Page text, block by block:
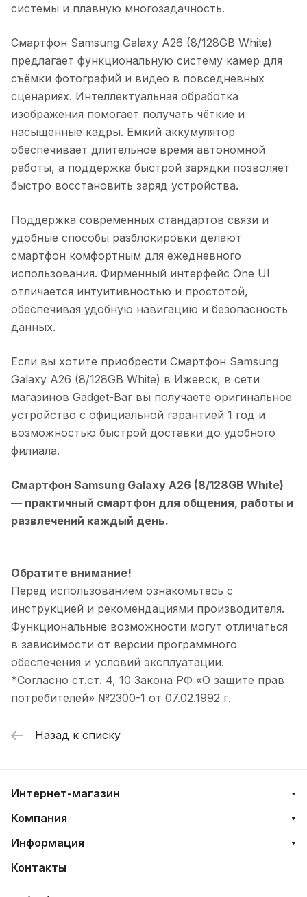
системы и плавную многозадачность.
Смартфон Samsung Galaxy A26 (8/128GB White)
предлагает функциональную систему камер для
съёмки фотографий и видео в повседневных
сценариях. Интеллектуальная обработка
изображения помогает получать чёткие и
насыщенные кадры. Ёмкий аккумулятор
обеспечивает длительное время автономной
работы, а поддержка быстрой зарядки позволяет
быстро восстановить заряд устройства.
Поддержка современных стандартов связи и
удобные способы разблокировки делают
смартфон комфортным для ежедневного
использования. Фирменный интерфейс One UI
отличается интуитивностью и простотой,
обеспечивая удобную навигацию и безопасность
данных.
Если вы хотите приобрести Смартфон Samsung
Galaxy A26 (8/128GB White) в Ижевск, в сети
магазинов Gadget-Bar вы получаете оригинальное
устройство с официальной гарантией 1 год и
возможностью быстрой доставки до удобного
филиала.
Смартфон Samsung Galaxy A26 (8/128GB White)
— практичный смартфон для общения, работы и
развлечений каждый день.
Обратите внимание!
Перед использованием ознакомьтесь с
инструкцией и рекомендациями производителя.
Функциональные возможности могут отличаться
в зависимости от версии программного
обеспечения и условий эксплуатации.
*Согласно ст.ст. 4, 10 Закона РФ «О защите прав
потребителей» №2300-1 от 07.02.1992 г.
Назад к списку
Интернет-магазин
Компания
Информация
Контакты